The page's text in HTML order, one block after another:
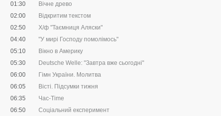
01:30
Вічне древо
02:00
Відкритим текстом
02:50
Х/ф "Таємниця Аляски"
04:40
"У мирі Господу помолімось"
05:10
Вікно в Америку
05:30
Deutsche Welle: "Завтра вже сьогодні"
06:00
Гімн України. Молитва
06:05
Вісті. Підсумки тижня
06:35
Час-Time
06:50
Соціальний експеримент